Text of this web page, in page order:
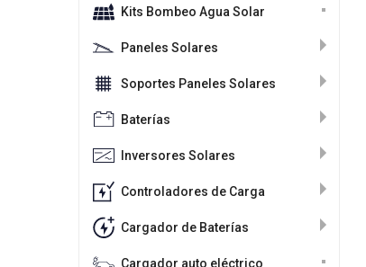
Kits Bombeo Agua Solar
Paneles Solares
Soportes Paneles Solares
Baterías
Inversores Solares
Controladores de Carga
Cargador de Baterías
Cargador auto eléctrico